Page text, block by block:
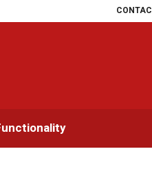
plaidoyers en faveur de la RDC.